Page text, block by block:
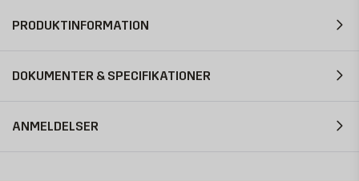
PRODUKTINFORMATION
DOKUMENTER & SPECIFIKATIONER
ANMELDELSER